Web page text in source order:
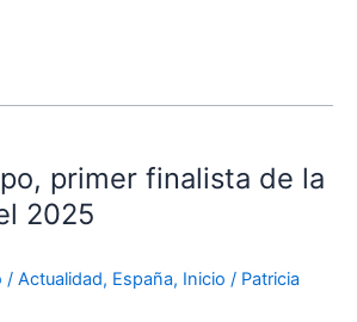
primer finalista de la
2025
/ Actualidad, España, Inicio / Patricia